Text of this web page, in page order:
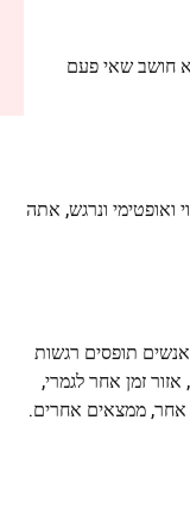
חושב שאי פעם
ואופטימי ונרגש, אתה
תופסים רגשות
זמן אחר לגמרי,
אחר, ממצאים אחרים.